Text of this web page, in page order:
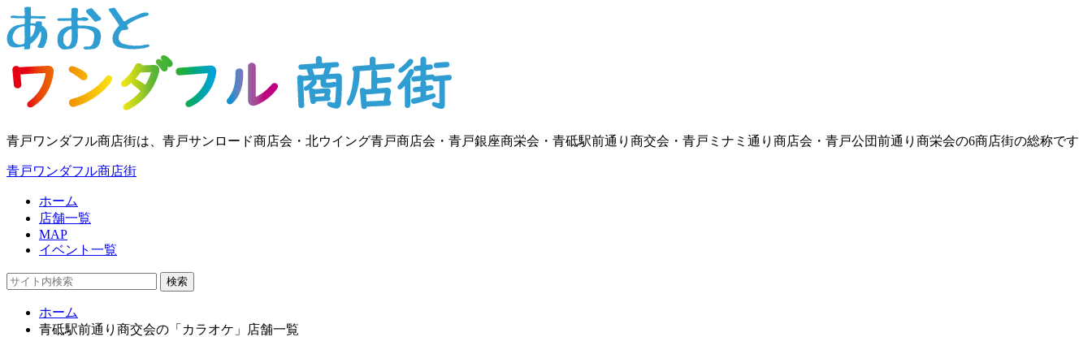
青戸ワンダフル商店街は、青戸サンロード商店会・北ウイング青戸商店会・青戸銀座商栄会・青砥駅前通り商交会・青戸ミナミ通り商店会・青戸公団前通り商栄会の6商店街の総称です
青戸ワンダフル商店街
ホーム
店舗一覧
MAP
イベント一覧
検索
ホーム
青砥駅前通り商交会の「カラオケ」店舗一覧